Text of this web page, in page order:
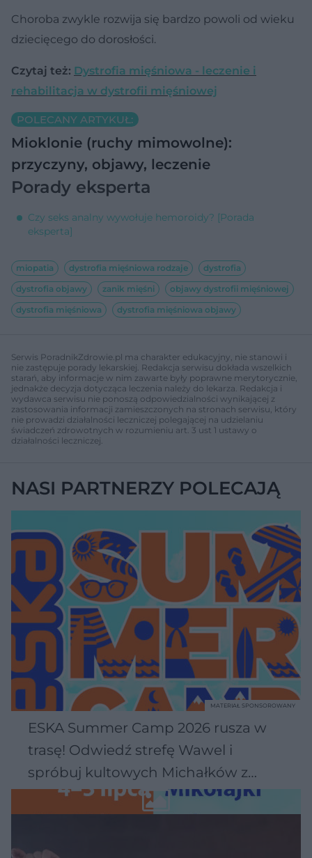
Choroba zwykle rozwija się bardzo powoli od wieku
dziecięcego do dorosłości.
Czytaj też: Dystrofia mięśniowa - leczenie i
rehabilitacja w dystrofii mięśniowej
POLECANY ARTYKUŁ:
Mioklonie (ruchy mimowolne):
przyczyny, objawy, leczenie
Porady eksperta
Czy seks analny wywołuje hemoroidy? [Porada
eksperta]
miopatia dystrofia mięśniowa rodzaje
dystrofia
dystrofia objawy
zanik mięśni
objawy dystrofii mięśniowej
dystrofia mięśniowa
dystrofia mięśniowa objawy
Serwis PoradnikZdrowie.pl ma charakter edukacyjny, nie stanowi i
nie zastępuje porady lekarskiej. Redakcja serwisu dokłada wszelkich
starań, aby informacje w nim zawarte były poprawne merytorycznie,
jednakże decyzja dotycząca leczenia należy do lekarza. Redakcja i
wydawca serwisu nie ponoszą odpowiedzialności wynikającej z
zastosowania informacji zamieszczonych na stronach serwisu, który
nie prowadzi działalności leczniczej polegającej na udzielaniu
świadczeń zdrowotnych w rozumieniu art. 3 ust 1 ustawy o
działalności leczniczej.
NASI PARTNERZY POLECAJĄ
ESKA Summer Camp 2026 rusza w
trasę! Odwiedź strefę Wawel i
spróbuj kultowych Michałków z
Wawelu
MATERIAŁ SPONSOROWANY